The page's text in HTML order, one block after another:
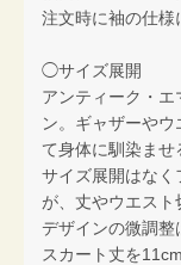
注文時に袖の仕様
◯サイズ展開
アンティーク・
ン。ギャザーや
て身体に馴染ませ
サイズ展開はなく
が、丈やウエスト
デザインの微調整
スカート丈を